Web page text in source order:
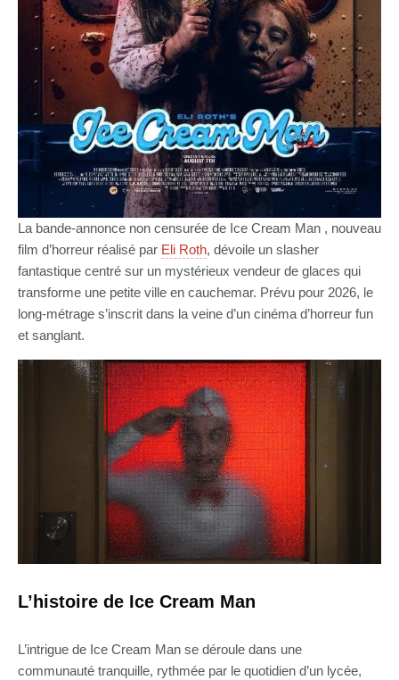
La bande-annonce non censurée de Ice Cream Man , nouveau
film d’horreur réalisé par Eli Roth, dévoile un slasher
fantastique centré sur un mystérieux vendeur de glaces qui
transforme une petite ville en cauchemar. Prévu pour 2026, le
long-métrage s’inscrit dans la veine d’un cinéma d’horreur fun
et sanglant.
L’histoire de Ice Cream Man
L’intrigue de Ice Cream Man se déroule dans une
communauté tranquille, rythmée par le quotidien d’un lycée,